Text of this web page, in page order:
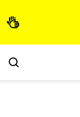
Fenster)